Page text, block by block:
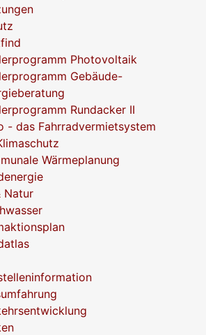
Photovoltaik
Gebäude-
Rundacker II
- das Fahrradvermietsystem
Wärmeplanung
Natur